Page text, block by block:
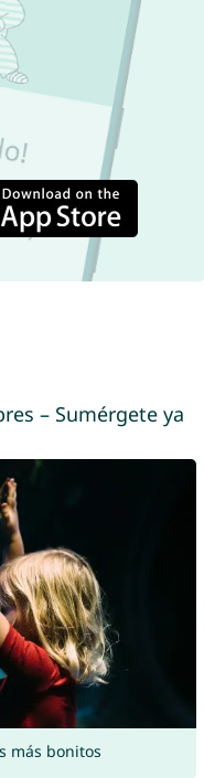
– Sumérgete ya
más bonitos